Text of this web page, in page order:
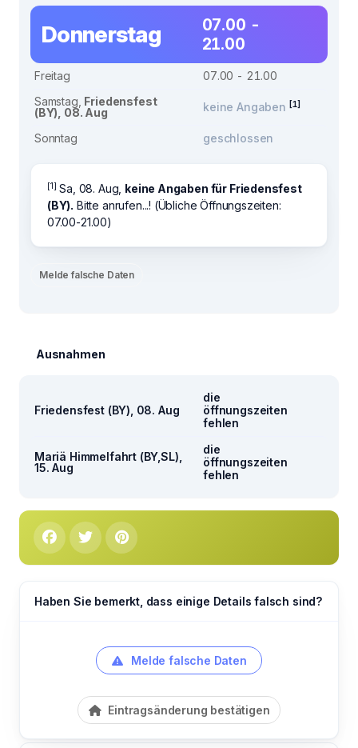
Donnerstag
07.00 -
21.00
Freitag
07.00 - 21.00
Samstag, Friedensfest
(BY), 08. Aug
keine Angaben [1]
Sonntag geschlossen
[1] Sa, 08. Aug, keine Angaben für Friedensfest
(BY). Bitte anrufen...! (Übliche Öffnungszeiten:
07.00-21.00)
Melde falsche Daten
Ausnahmen
Friedensfest (BY), 08. Aug
die
öffnungszeiten
fehlen
Mariä Himmelfahrt (BY,SL),
15. Aug
die
öffnungszeiten
fehlen
Haben Sie bemerkt, dass einige Details falsch sind?
Melde falsche Daten
Eintragsänderung bestätigen